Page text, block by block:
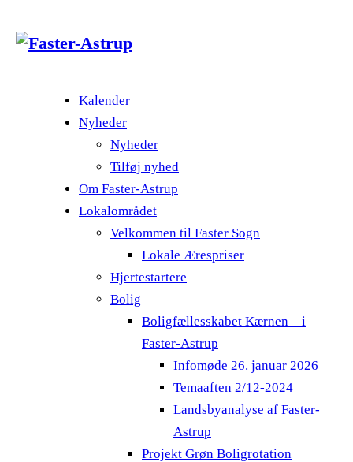
Kalender
Nyheder
Nyheder
Tilføj nyhed
Om Faster-Astrup
Lokalområdet
Velkommen til Faster Sogn
Lokale Ærespriser
Hjertestartere
Bolig
Boligfællesskabet Kærnen – i
Faster-Astrup
Infomøde 26. januar 2026
Temaaften 2/12-2024
Landsbyanalyse af Faster-
Astrup
Projekt Grøn Boligrotation